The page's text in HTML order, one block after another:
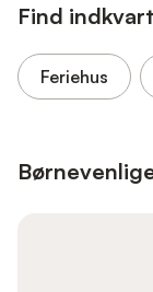
Find
Feriehus